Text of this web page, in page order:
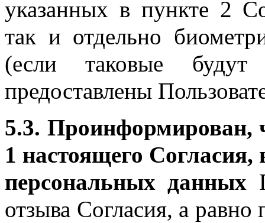
указанных в пункте 2
так и отдельно
(если таковые
предоставлены
5.3. Проинформирован,
1 настоящего
персональных данных
отзыва Согласия, а равно